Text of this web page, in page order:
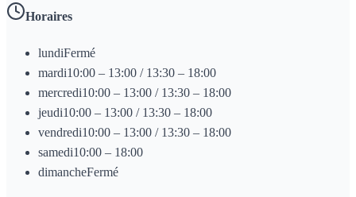
Horaires
lundiFermé
mardi10:00 – 13:00 / 13:30 – 18:00
mercredi10:00 – 13:00 / 13:30 – 18:00
jeudi10:00 – 13:00 / 13:30 – 18:00
vendredi10:00 – 13:00 / 13:30 – 18:00
samedi10:00 – 18:00
dimancheFermé